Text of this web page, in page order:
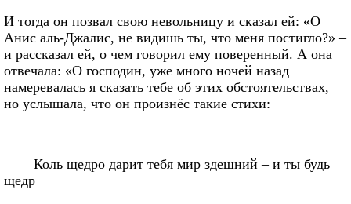
И тогда он позвал свою невольницу и сказал ей: «О
Анис аль-Джалис, не видишь ты, что меня постигло?» –
и рассказал ей, о чем говорил ему поверенный. А она
отвечала: «О господин, уже много ночей назад
намеревалась я сказать тебе об этих обстоятельствах,
но услышала, что он произнёс такие стихи:
Коль щедро дарит тебя мир здешний – и ты будь
щедр